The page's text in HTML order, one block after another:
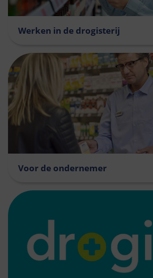
Werken in de drogisterij
Voor de ondernemer